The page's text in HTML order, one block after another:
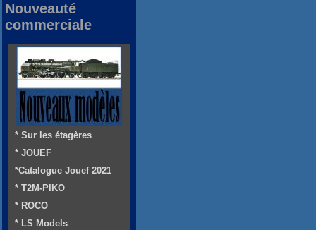
Nouveauté
commerciale
* Sur les étagères
* JOUEF
*Catalogue Jouef 2021
* T2M-PIKO
* ROCO
* LS Models